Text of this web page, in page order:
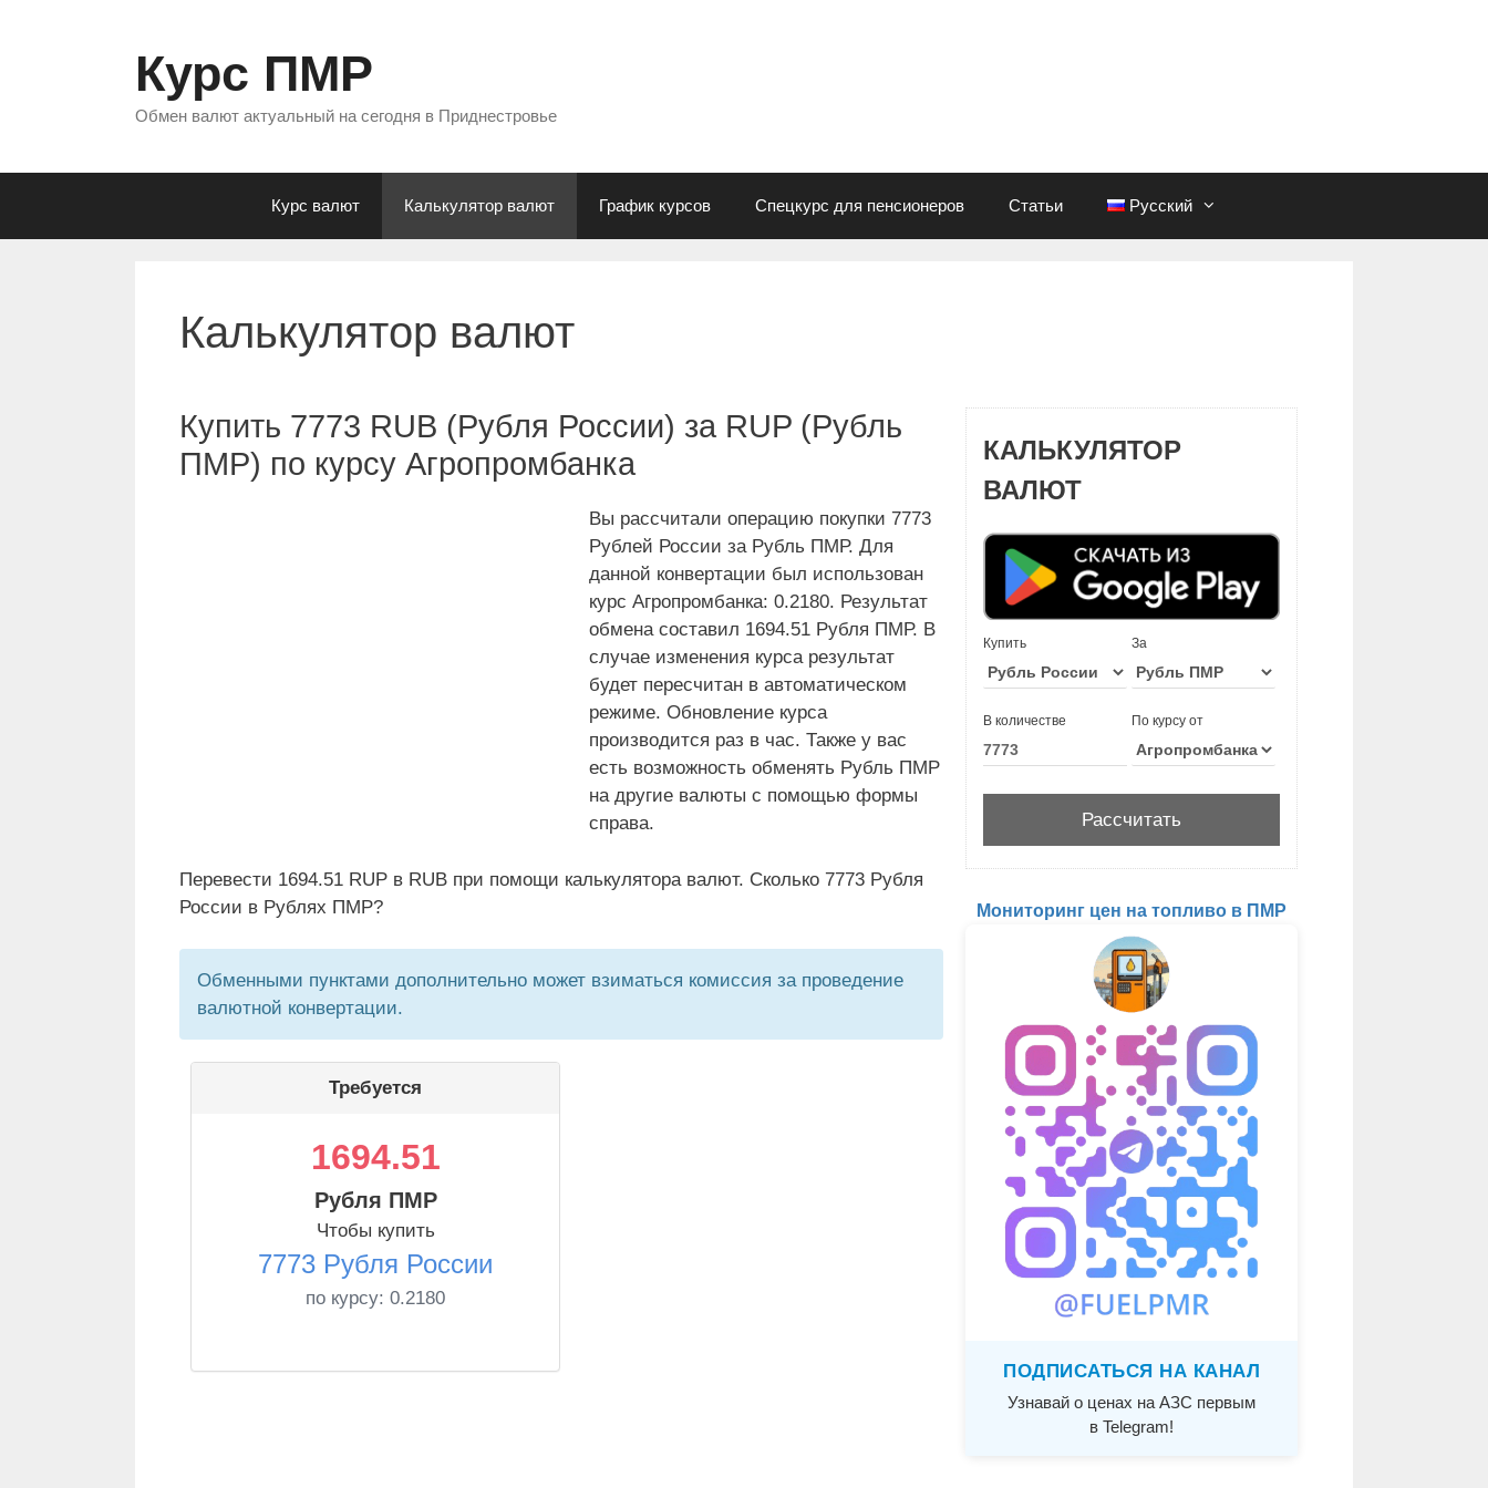
Курс ПМР
Обмен валют актуальный на сегодня в Приднестровье
Курс валют Калькулятор валют График курсов Спецкурс для пенсионеров Статьи Русский
Калькулятор валют
Купить 7773 RUB (Рубля России) за RUP (Рубль
ПМР) по курсу Агропромбанка
Вы рассчитали операцию покупки 7773
Рублей России за Рубль ПМР. Для
данной конвертации был использован
курс Агропромбанка: 0.2180. Результат
обмена составил 1694.51 Рубля ПМР. В
случае изменения курса результат
будет пересчитан в автоматическом
режиме. Обновление курса
производится раз в час. Также у вас
есть возможность обменять Рубль ПМР
на другие валюты с помощью формы
справа.
Перевести 1694.51 RUP в RUB при помощи калькулятора валют. Сколько 7773 Рубля
России в Рублях ПМР?
Обменными пунктами дополнительно может взиматься комиссия за проведение
валютной конвертации.
Требуется
1694.51
Рубля ПМР
Чтобы купить
7773 Рубля России
по курсу: 0.2180
КАЛЬКУЛЯТОР
ВАЛЮТ
Купить За
В количестве По курсу от
Мониторинг цен на топливо в ПМР
ПОДПИСАТЬСЯ НА КАНАЛ
Узнавай о ценах на АЗС первым
в Telegram!